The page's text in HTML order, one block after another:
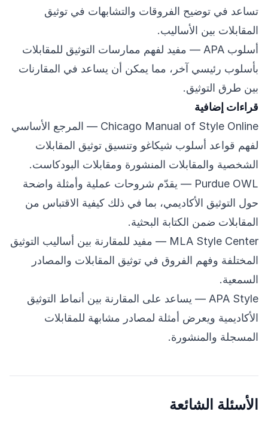
تساعد في توضيح الفروقات والتشابهات في توثيق
المقابلات بين الأساليب.
أسلوب APA
— مفيد لفهم ممارسات التوثيق للمقابلات
بأسلوب رئيسي آخر، مما يمكن أن يساعد في المقارنات
بين طرق التوثيق.
قراءات إضافية
Chicago Manual of Style Online — المرجع الأساسي
لفهم قواعد أسلوب شيكاغو وتنسيق توثيق المقابلات
الشخصية والمقابلات المنشورة ومقابلات البودكاست.
Purdue OWL — يقدّم شروحات عملية وأمثلة واضحة
حول التوثيق الأكاديمي، بما في ذلك كيفية الاقتباس من
المقابلات ضمن الكتابة البحثية.
MLA Style Center — مفيد للمقارنة بين أساليب التوثيق
المختلفة وفهم الفروق في توثيق المقابلات والمصادر
السمعية.
APA Style — يساعد على المقارنة بين أنماط التوثيق
الأكاديمية ويعرض أمثلة لمصادر مشابهة للمقابلات
المسجلة والمنشورة.
الأسئلة الشائعة